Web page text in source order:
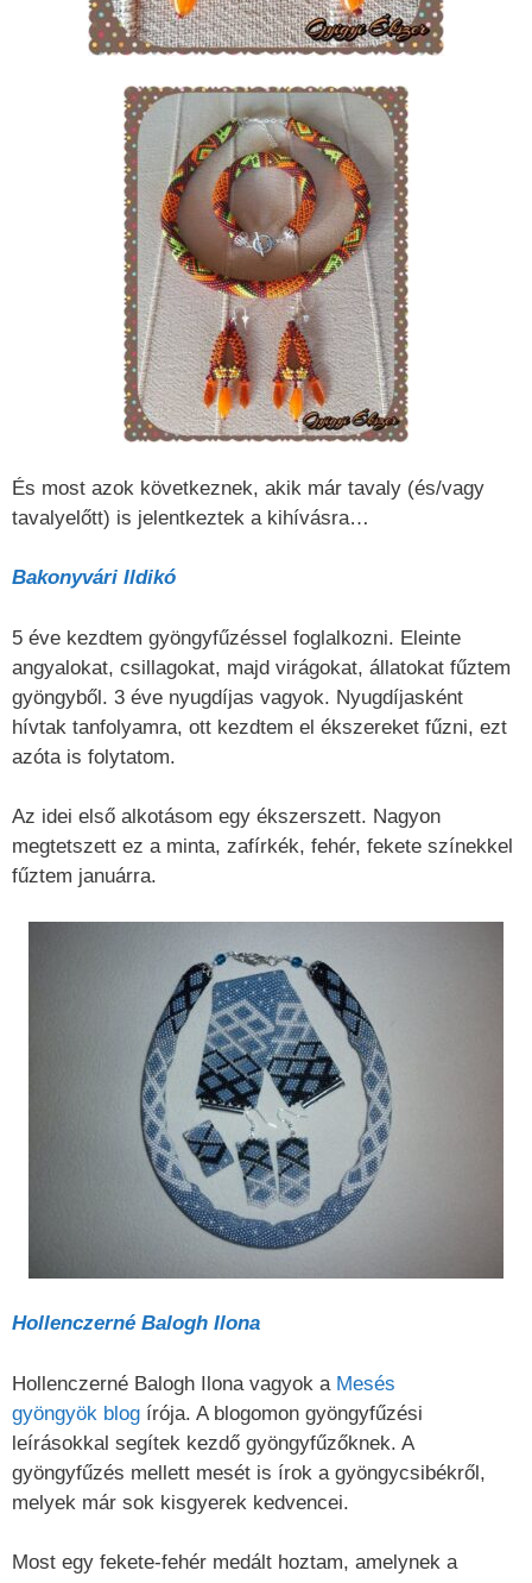
És most azok következnek, akik már tavaly (és/vagy
tavalyelőtt) is jelentkeztek a kihívásra…
Bakonyvári Ildikó
5 éve kezdtem gyöngyfűzéssel foglalkozni. Eleinte
angyalokat, csillagokat, majd virágokat, állatokat fűztem
gyöngyből. 3 éve nyugdíjas vagyok. Nyugdíjasként
hívtak tanfolyamra, ott kezdtem el ékszereket fűzni, ezt
azóta is folytatom.
Az idei első alkotásom egy ékszerszett. Nagyon
megtetszett ez a minta, zafírkék, fehér, fekete színekkel
fűztem januárra.
Hollenczerné Balogh Ilona
Hollenczerné Balogh Ilona vagyok a Mesés
gyöngyök blog írója. A blogomon gyöngyfűzési
leírásokkal segítek kezdő gyöngyfűzőknek. A
gyöngyfűzés mellett mesét is írok a gyöngycsibékről,
melyek már sok kisgyerek kedvencei.
Most egy fekete-fehér medált hoztam, amelynek a